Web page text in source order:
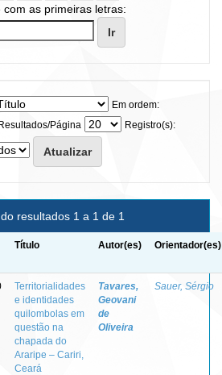
com as primeiras letras:
Em ordem:
Página
Registro(s):
resultados 1 a 1 de 1
Título Autor(es) Orientador(es)
Territorialidades
e identidades
quilombolas em
questão na
chapada do
Araripe – Cariri,
Ceará
Tavares,
Geovani
de
Oliveira
Sauer, Sérgio